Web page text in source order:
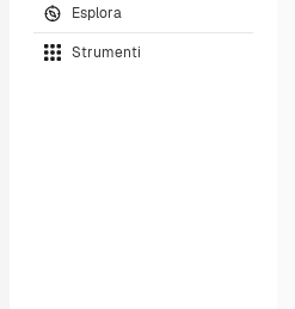
Esplora
Strumenti